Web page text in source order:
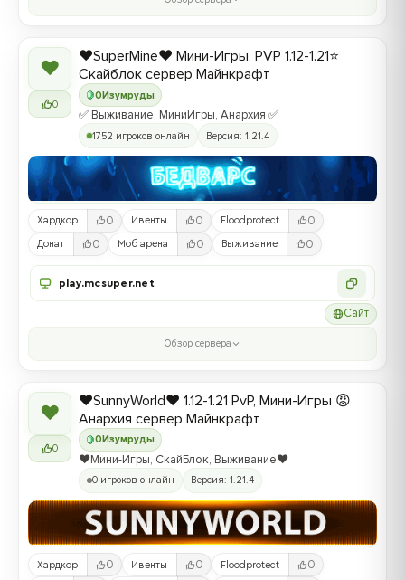
❤
0
0Изумруды
❤️SuperMine❤️ Мини-Игры, PVP 1.12-1.21⭐
Скайблок сервер Майнкрафт
✅ Выживание, МиниИгры, Анархия ✅
1752 игроков онлайн Версия: 1.21.4
Хардкор 0 Ивенты 0 Floodprotect 0
Донат 0 Моб арена 0 Выживание 0
play.mcsuper.net
Сайт
Обзор сервера
❤
0
0 Изумруды
❤️SunnyWorld❤️ 1.12-1.21 PvP, Мини-Игры 😡
Анархия сервер Майнкрафт
❤️Мини-Игры, СкайБлок, Выживание❤️
0 игроков онлайн Версия: 1.21.4
Хардкор 0 Ивенты 0 Floodprotect 0